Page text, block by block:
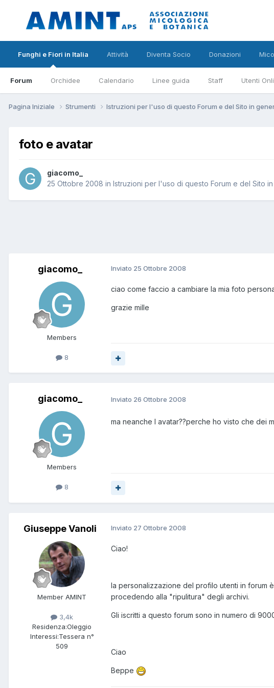
Funghi e Fiori in Italia
Forum Orchidee Calendario Linee guida Staff Utenti
Attività Diventa Socio Donazioni
Pagina Iniziale Strumenti Istruzioni per l'uso di questo Forum e del Sito in
foto e avatar
giacomo_
25 Ottobre 2008 in Istruzioni per l'uso di questo Forum e del Sito
giacomo_
Members
8
Inviato 25 Ottobre 2008
ciao come faccio a cambiare la mia foto
grazie mille
giacomo_
Members
8
Inviato 26 Ottobre 2008
ma neanche l avatar??perche ho visto che dei
Giuseppe Vanoli
Member AMINT
3,4k
Residenza:Oleggio
Interessi:Tessera n°
509
Inviato 27 Ottobre 2008
Ciao!
la personalizzazione del profilo utenti in forum
procedendo alla "ripulitura" degli archivi.
Gli iscritti a questo forum sono in numero di
Ciao
Beppe